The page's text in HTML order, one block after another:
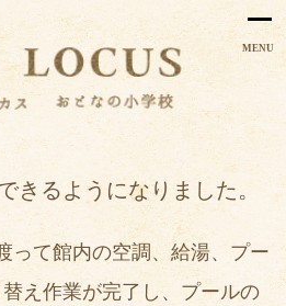
MENU
きるようになりました。
って館内の空調、給湯、プー
え作業が完了し、プールの